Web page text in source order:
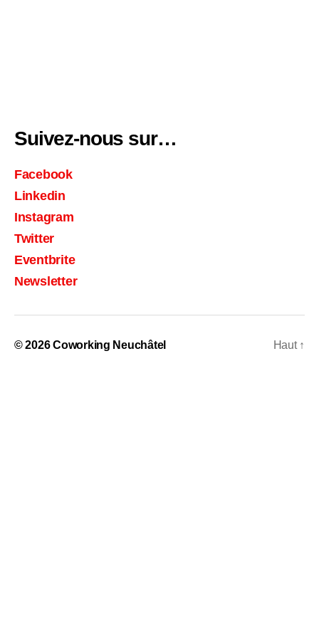
Suivez-nous sur…
Facebook
Linkedin
Instagram
Twitter
Eventbrite
Newsletter
© 2026Coworking Neuchâtel Haut ↑